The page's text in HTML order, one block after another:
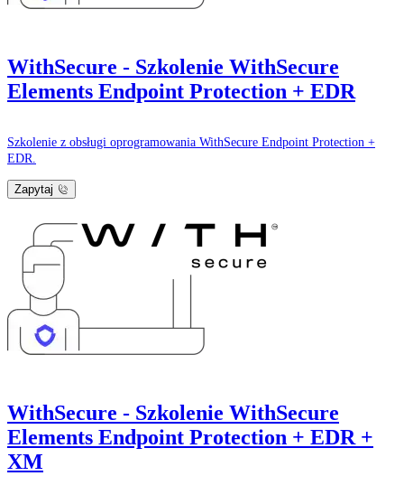
WithSecure - Szkolenie WithSecure
Elements Endpoint Protection + EDR
Szkolenie z obsługi oprogramowania WithSecure Endpoint Protection +
EDR.
Zapytaj
WithSecure - Szkolenie WithSecure
Elements Endpoint Protection + EDR +
XM